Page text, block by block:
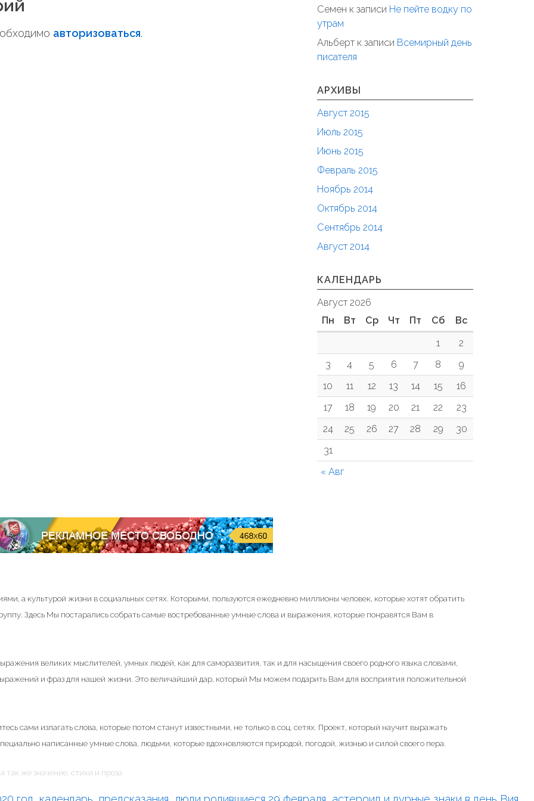
авторизоваться.
Семен к записи Не пейте водку по
утрам
Альбертк записи Всемирный день
писателя
АРХИВЫ
Август 2015
Июль 2015
Июнь 2015
Февраль 2015
Ноябрь 2014
Октябрь 2014
Сентябрь 2014
Август 2014
КАЛЕНДАРЬ
Август 2026
Пн
Вт Ср Чт Пт Сб Вс
« Авг
1
2
3
4 5 6 7 8
9
10
11 12 13 14 15
16
17
18 19 20 21 22
23
24
25 26 27 28 29
30
31
а культурой жизни в социальных сетях. Которыми, пользуются ежедневно миллионы человек, которые хотят обратить
Здесь Мы постарались собрать самые востребованные умные слова и выражения, которые понравятся Вам в
великих мыслителей, умных людей, как для саморазвития, так и для насыщения своего родного языка словами,
и фраз для нашей жизни. Это величайший дар, который Мы можем подарить Вам для восприятия положительной
сами излагать слова, которые потом станут известными, не только в соц. сетях. Проект, который научит выражать
написанные умные слова, людьми, которые вдохновляются природой, погодой, жизнью и силой своего пера.
так же значение, стихи и проза